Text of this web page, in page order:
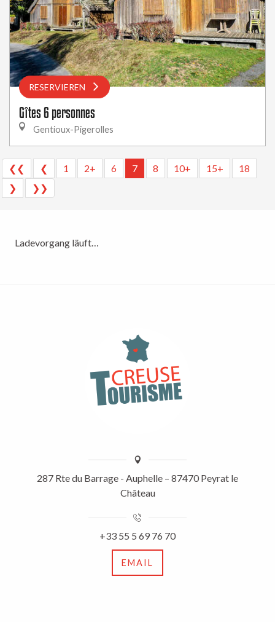
RESERVIEREN
Gîtes 6 personnes
Gentioux-Pigerolles
❮❮ ❮ 1 2+ 6 7 8 10+ 15+
18
❯
❯❯
Ladevorgang läuft…
287 Rte du Barrage - Auphelle – 87470 Peyrat le
Château
+33 55 5 69 76 70
EMAIL